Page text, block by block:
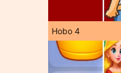
Hobo 4